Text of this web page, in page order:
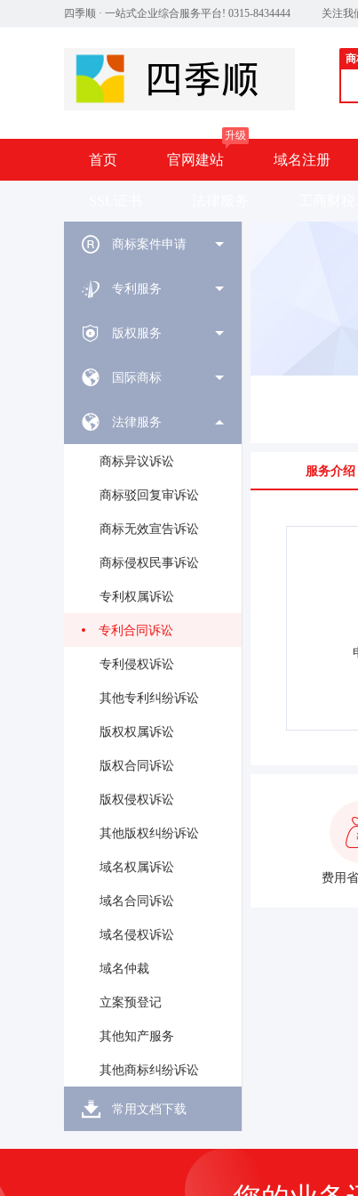
四季顺 · 一站式企业综合服务平台! 0315-8434444 关注我
首页 官网建站
升级
域名注册
商标案件申请
专利服务
版权服务
国际商标
法律服务
商标异议诉讼
商标驳回复审诉讼
商标无效宣告诉讼
商标侵权民事诉讼
专利权属诉讼
专利合同诉讼
专利侵权诉讼
其他专利纠纷诉讼
版权权属诉讼
版权合同诉讼
版权侵权诉讼
其他版权纠纷诉讼
域名权属诉讼
域名合同诉讼
域名侵权诉讼
域名仲裁
立案预登记
其他知产服务
其他商标纠纷诉讼
常用文档下载
服务介绍
费用